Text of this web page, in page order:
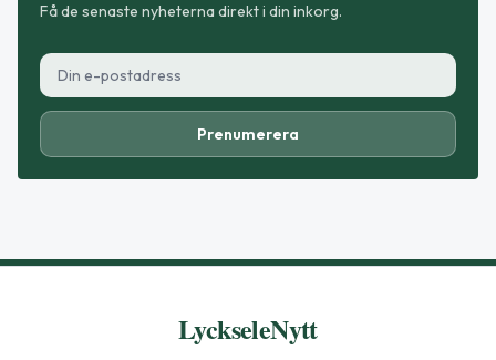
Få de senaste nyheterna direkt i din inkorg.
Prenumerera
LyckseleNytt